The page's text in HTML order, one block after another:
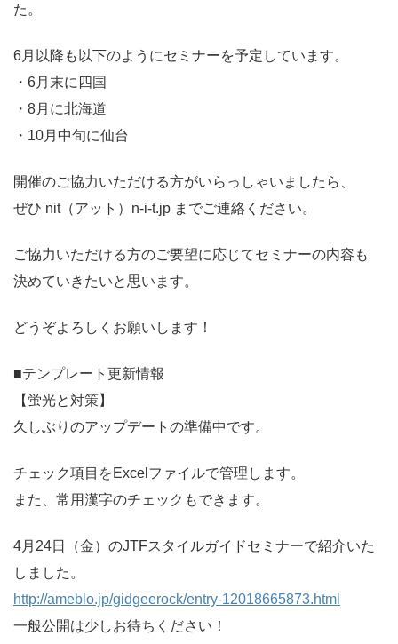
た。
6月以降も以下のようにセミナーを予定しています。
・6月末に四国
・8月に北海道
・10月中旬に仙台
開催のご協力いただける方がいらっしゃいましたら、
ぜひ nit（アット）n-i-t.jp までご連絡ください。
ご協力いただける方のご要望に応じてセミナーの内容も
決めていきたいと思います。
どうぞよろしくお願いします！
■テンプレート更新情報
【蛍光と対策】
久しぶりのアップデートの準備中です。
チェック項目をExcelファイルで管理します。
また、常用漢字のチェックもできます。
4月24日（金）のJTFスタイルガイドセミナーで紹介いた
しました。
http://ameblo.jp/gidgeerock/entry-12018665873.html
一般公開は少しお待ちください！